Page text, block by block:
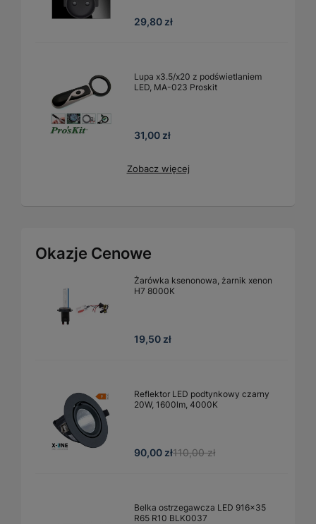
29,80 zł
Lupa x3.5/x20 z podświetlaniem
LED, MA-023 Proskit
31,00 zł
Zobacz więcej
Okazje Cenowe
Żarówka ksenonowa, żarnik xenon
H7 8000K
19,50 zł
Reflektor LED podtynkowy czarny
20W, 1600lm, 4000K
90,00 zł110,00 zł
Belka ostrzegawcza LED 916x35
R65 R10 BLK0037